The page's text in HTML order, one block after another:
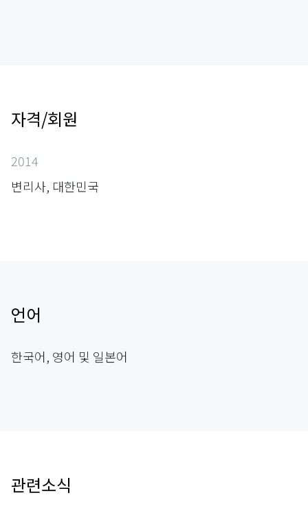
자격/회원
2014
변리사, 대한민국
언어
한국어, 영어 및 일본어
관련소식